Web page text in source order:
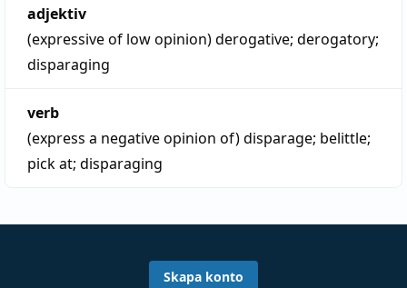
adjektiv
(expressive of low opinion)derogative; derogatory;
disparaging
verb
(express a negative opinion of)disparage; belittle;
pick at; disparaging
Skapa konto